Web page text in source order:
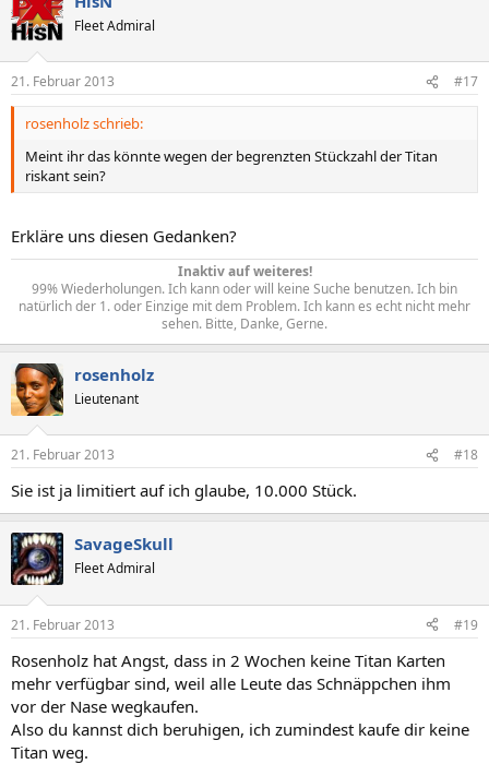
Fleet Admiral
21. Februar 2013 #17
rosenholz schrieb:
Meint ihr das könnte wegen der begrenzten Stückzahl der Titan
riskant sein?
Erkläre uns diesen Gedanken?
Inaktiv auf weiteres!
99% Wiederholungen. Ich kann oder will keine Suche benutzen. Ich bin
natürlich der 1. oder Einzige mit dem Problem. Ich kann es echt nicht mehr
sehen. Bitte, Danke, Gerne.​
rosenholz
Lieutenant
21. Februar 2013 #18
Sie ist ja limitiert auf ich glaube, 10.000 Stück.
SavageSkull
Fleet Admiral
21. Februar 2013 #19
Rosenholz hat Angst, dass in 2 Wochen keine Titan Karten
mehr verfügbar sind, weil alle Leute das Schnäppchen ihm
vor der Nase wegkaufen.
Also du kannst dich beruhigen, ich zumindest kaufe dir keine
Titan weg.